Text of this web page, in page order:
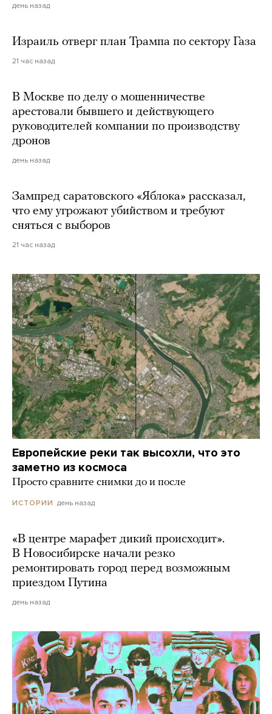
день назад
Израиль отверг план Трампа по сектору Газа
21 час назад
В Москве по делу о мошенничестве
арестовали бывшего и действующего
руководителей компании по производству
дронов
день назад
Зампред саратовского «Яблока» рассказал,
что ему угрожают убийством и требуют
сняться с выборов
21 час назад
Европейские реки так высохли, что это
заметно из космоса
Просто сравните снимки до и после
ИСТОРИИ день назад
«В центре марафет дикий происходит».
В Новосибирске начали резко
ремонтировать город перед возможным
приездом Путина
день назад